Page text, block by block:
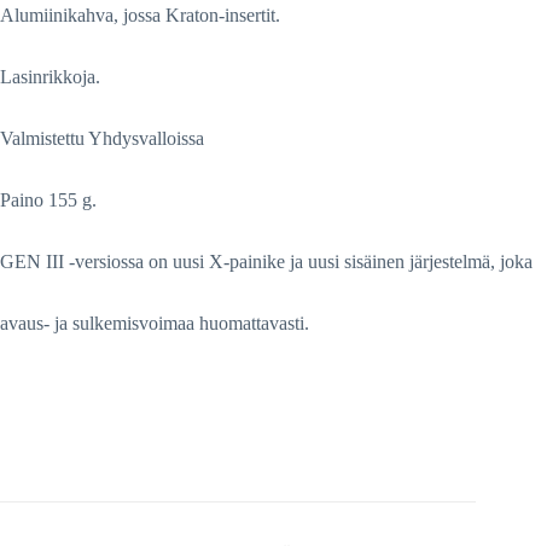
Alumiinikahva, jossa Kraton-insertit.
Lasinrikkoja.
Valmistettu Yhdysvalloissa
Paino 155 g.
GEN III -versiossa on uusi X-painike ja uusi sisäinen järjestelmä, joka
avaus- ja sulkemisvoimaa huomattavasti.